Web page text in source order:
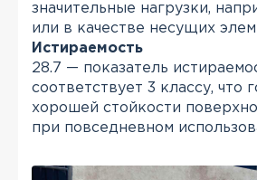
значительные нагрузки,
или в качестве несущих
Истираемость
28.7 — показатель
соответствует 3 классу, что
хорошей стойкости
при повседневном